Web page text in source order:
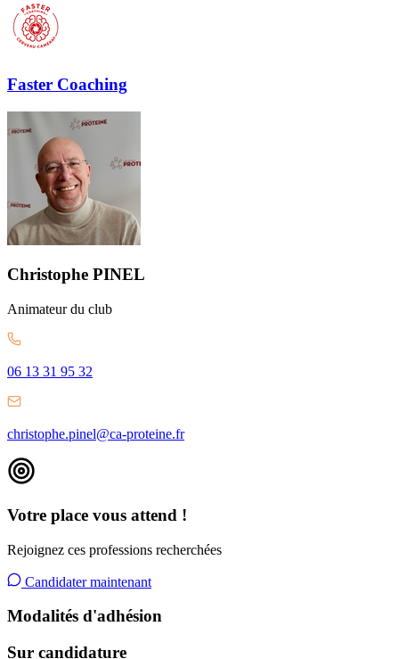
Faster Coaching
Christophe PINEL
Animateurdu club
06 13 31 95 32
christophe.pinel@ca-proteine.fr
Votre place vous attend !
Rejoignez ces professions recherchées
Candidater maintenant
Modalités d'adhésion
Sur candidature